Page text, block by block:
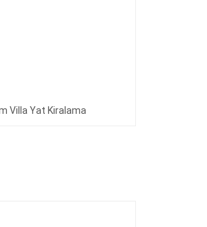
Villa Yat Kiralama